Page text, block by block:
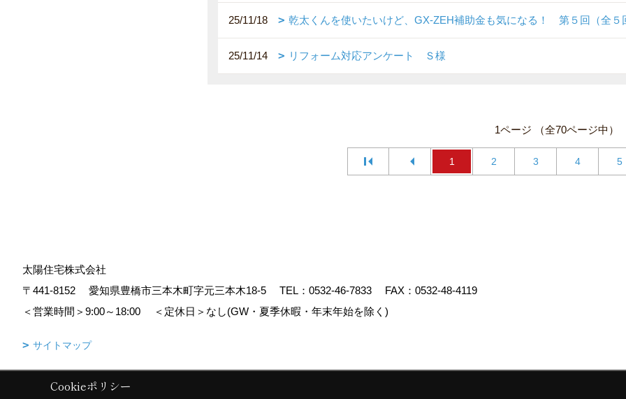
25/11/18 乾太くんを使いたいけど、GX-ZEH補助金も気になる！ 第５回（全５
25/11/14 リフォーム対応アンケート Ｓ様
1ページ （全70ページ中）
1 2 3 4 5
太陽住宅株式会社
〒441-8152
愛知県豊橋市三本木町字元三本木18-5 TEL： 0532-46-7833
FAX：0532-48-4119
＜営業時間＞9:00～18:00
＜定休日＞なし(GW・夏季休暇・年末年始を除く)
サイトマップ
Copyright (c) Taiyoujyutaku. All Rights Reserved.
Cookieポリシー